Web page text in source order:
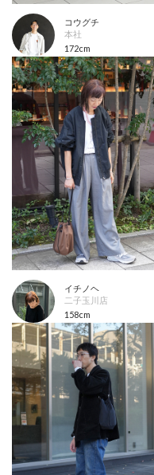
コウグチ
本社
172cm
イチノヘ
二子玉川店
158cm